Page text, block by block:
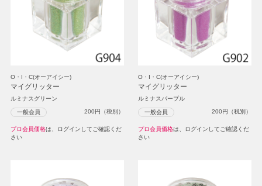
O・I・C(オーアイシー)
マイグリッター
ルミナスグリーン
一般会員 200円（税別）
プロ会員価格は、ログインしてご確認くだ
さい
O・I・C(オーアイシー)
マイグリッター
ルミナスパープル
一般会員 200円（税別）
プロ会員価格は、ログインしてご確認くだ
さい